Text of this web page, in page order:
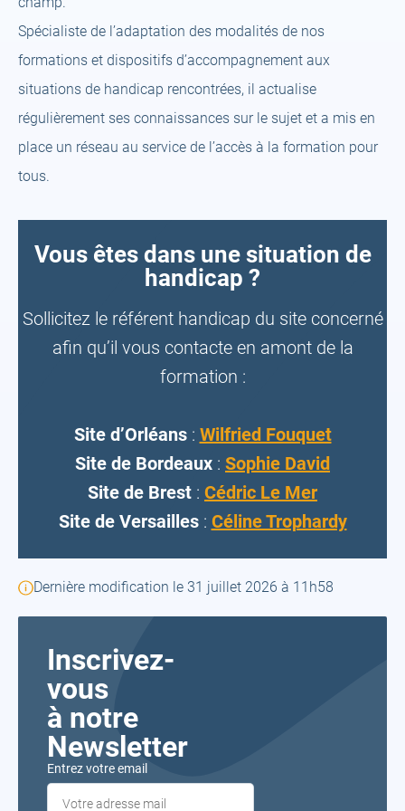
Spécialiste de l’adaptation des modalités de nos
formations et dispositifs d’accompagnement aux
situations de handicap rencontrées, il actualise
régulièrement ses connaissances sur le sujet et a mis en
place un réseau au service de l’accès à la formation pour
tous.
Vous êtes dans une situation de
handicap ?
Sollicitez le référent handicap du site concerné
afin qu’il vous contacte en amont de la
formation :
Site d’Orléans: Wilfried Fouquet
Site de Bordeaux : Sophie David(open
new
Site de Brest : Cédric Le Mer(open
a
tab)
Site de Versailles: Céline Trophardy(open
Dernière modification le 31 juillet 2026 à 11h58
Inscrivez-
vous
à notre
Newsletter
Entrez votre email